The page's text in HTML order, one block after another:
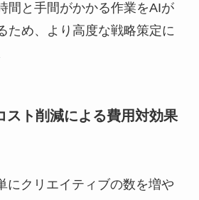
間と手間がかかる作業をAIが
ため、より高度な戦略策定に
スト削減による費用対効果
にクリエイティブの数を増や